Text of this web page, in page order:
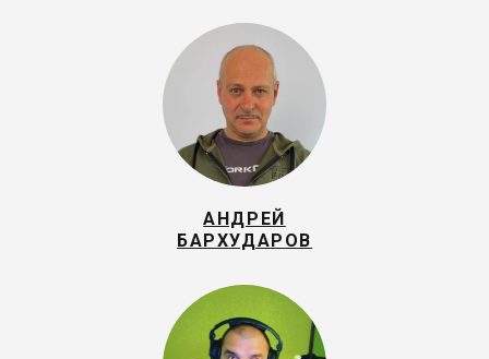
АНДРЕЙ
БАРХУДАРОВ